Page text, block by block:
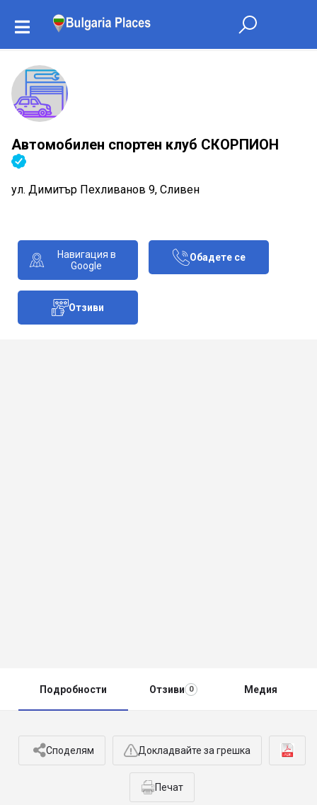
Автомобилен спортен клуб СКОРПИОН
ул. Димитър Пехливанов 9, Сливен
Навигация в
Google
Обадете се
Отзиви
Подробности Отзиви 0 Медия
Споделям Докладвайте за грешка
Печат